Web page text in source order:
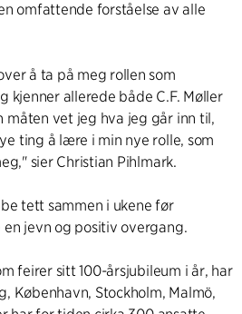
omfattende forståelse av alle
å ta på meg rollen som
kjenner allerede både C.F. Møller
måten vet jeg hva jeg går inn til,
ting å lære i min nye rolle, som
sier Christian Pihlmark.
tett sammen i ukene før
jevn og positiv overgang.
feirer sitt 100-årsjubileum i år, har
København, Stockholm, Malmö,